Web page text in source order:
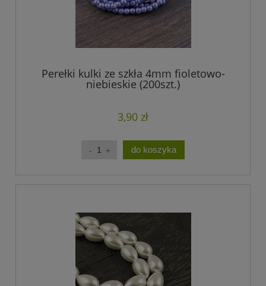
Perełki kulki ze szkła 4mm fioletowo-
niebieskie (200szt.)
3,90 zł
do koszyka